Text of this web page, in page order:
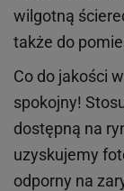
wilgotną
także do
Co do jakości
spokojny!
dostępną na
uzyskujemy
odporny na